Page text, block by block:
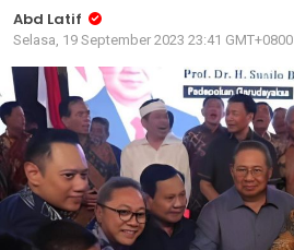
Abd Latif
Selasa, 19 September 2023 23:41 GMT+0800